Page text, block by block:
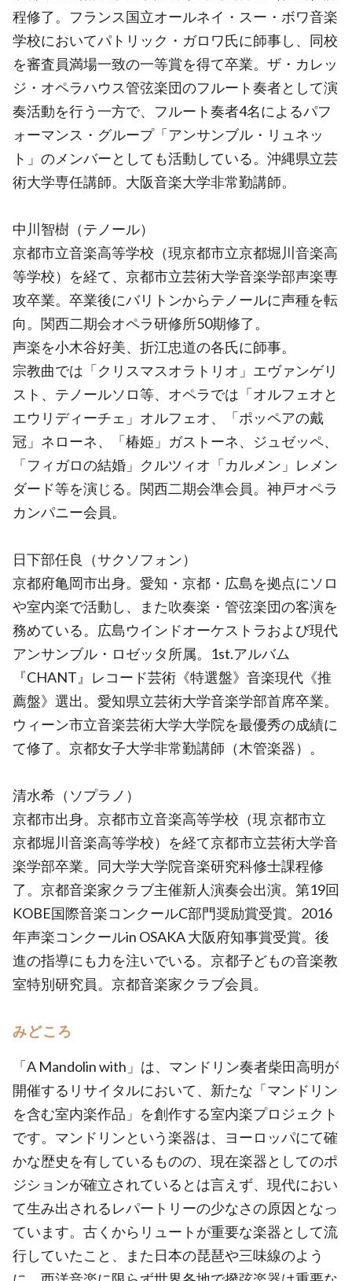
程修了。フランス国立オールネイ・スー・ボワ音楽
学校においてパトリック・ガロワ氏に師事し、同校
を審査員満場一致の一等賞を得て卒業。ザ・カレッ
ジ・オペラハウス管弦楽団のフルート奏者として演
奏活動を行う一方で、フルート奏者4名によるパフ
ォーマンス・グループ「アンサンブル・リュネッ
ト」のメンバーとしても活動している。沖縄県立芸
術大学専任講師。大阪音楽大学非常勤講師。
中川智樹（テノール）
京都市立音楽高等学校（現京都市立京都堀川音楽高
等学校）を経て、京都市立芸術大学音楽学部声楽専
攻卒業。卒業後にバリトンからテノールに声種を転
向。関西二期会オペラ研修所50期修了。
声楽を小木谷好美、折江忠道の各氏に師事。
宗教曲では「クリスマスオラトリオ」エヴァンゲリ
スト、テノールソロ等、オペラでは「オルフェオと
エウリディーチェ」オルフェオ、「ポッペアの戴
冠」ネローネ、「椿姫」ガストーネ、ジュゼッペ、
「フィガロの結婚」クルツィオ「カルメン」レメン
ダード等を演じる。関西二期会準会員。神戸オペラ
カンパニー会員。
日下部任良（サクソフォン）
京都府亀岡市出身。愛知・京都・広島を拠点にソロ
や室内楽で活動し、また吹奏楽・管弦楽団の客演を
務めている。広島ウインドオーケストラおよび現代
アンサンブル・ロゼッタ所属。1st.アルバム
『CHANT』レコード芸術《特選盤》音楽現代《推
薦盤》選出。愛知県立芸術大学音楽学部首席卒業。
ウィーン市立音楽芸術大学大学院を最優秀の成績に
て修了。京都女子大学非常勤講師（木管楽器）。
清水希（ソプラノ）
京都市出身。京都市立音楽高等学校（現 京都市立
京都堀川音楽高等学校）を経て京都市立芸術大学音
楽学部卒業。同大学大学院音楽研究科修士課程修
了。京都音楽家クラブ主催新人演奏会出演。第19回
KOBE国際音楽コンクールC部門奨励賞受賞。2016
年声楽コンクールin OSAKA 大阪府知事賞受賞。後
進の指導にも力を注いでいる。京都子どもの音楽教
室特別研究員。京都音楽家クラブ会員。
みどころ
「A Mandolin with」は、マンドリン奏者柴田高明が
開催するリサイタルにおいて、新たな「マンドリン
を含む室内楽作品」を創作する室内楽プロジェクト
です。マンドリンという楽器は、ヨーロッパにて確
かな歴史を有しているものの、現在楽器としてのポ
ジションが確立されているとは言えず、現代におい
て生み出されるレパートリーの少なさの原因となっ
ています。古くからリュートが重要な楽器として流
行していたこと、また日本の琵琶や三味線のよう